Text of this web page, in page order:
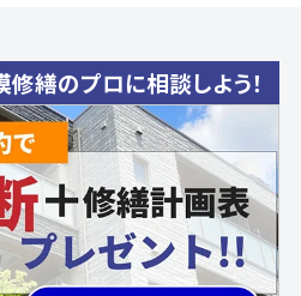
繕のプロに相談しよう！